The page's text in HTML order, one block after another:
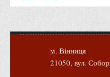
Етичний кодекс
власності
м. Вінниця
21050, вул.